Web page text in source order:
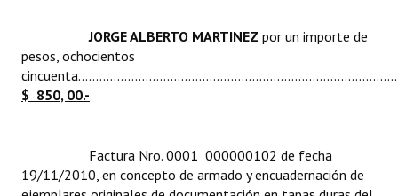
Entrega de distinciones
REFORMA DE LA CARTA ORGÁNICA
JORGE ALBERTO MARTINEZ  por un importe de
pesos, ochocientos
$ 850, 00.-
Factura Nro. 0001  000000102 de fecha
19/11/2010, en concepto de armado y encuadernación de